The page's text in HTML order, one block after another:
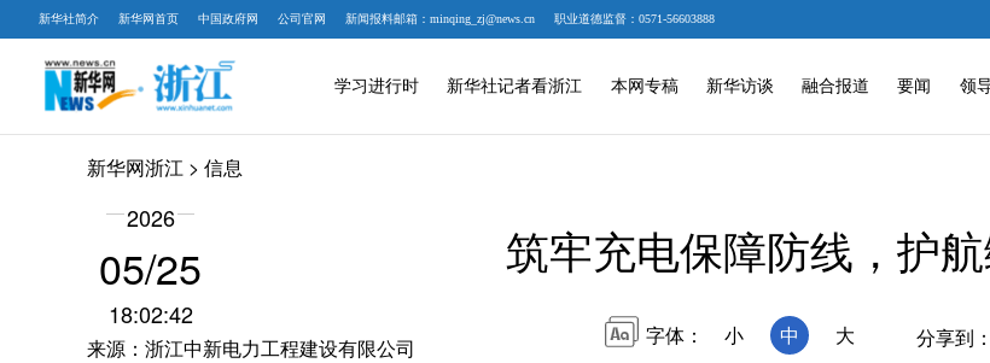
新华社简介 新华网首页 中国政府网 公司官网 新闻报料邮箱：minqing_zj@news.cn 职业道德监督：0571-56603888
学习进行时 新华社记者看浙江 本网专稿 新华访谈 融合报道 要闻 领
新华网浙江 > 信息
2026
05/25
18:02:42
来源：浙江中新电力工程建设有限公司
筑牢充电保障防线，护
字体： 小 中 大 分享到：